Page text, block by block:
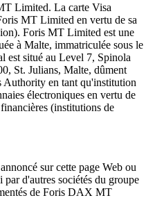
Limited. La carte Visa
MT Limited en vertu de sa
Foris MT Limited est une
à Malte, immatriculée sous le
est situé au Level 7, Spinola
St. Julians, Malte, dûment
Authority en tant qu'institution
électroniques en vertu de
(institutions de
sur cette page Web ou
par d'autres sociétés du groupe
de Foris DAX MT